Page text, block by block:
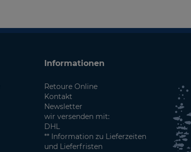
Informationen
Retoure Online
Kontakt
Newsletter
wir versenden mit:
DHL
** Information zu Lieferzeiten
und Lieferfristen